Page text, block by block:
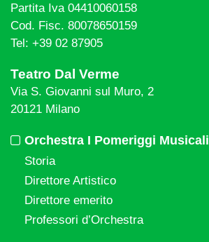
Partita Iva 04410060158
Cod. Fisc. 80078650159
Tel: +39 02 87905
Teatro Dal Verme
Via S. Giovanni sul Muro, 2
20121 Milano
Orchestra I Pomeriggi Musicali
Storia
Direttore Artistico
Direttore emerito
Professori d’Orchestra